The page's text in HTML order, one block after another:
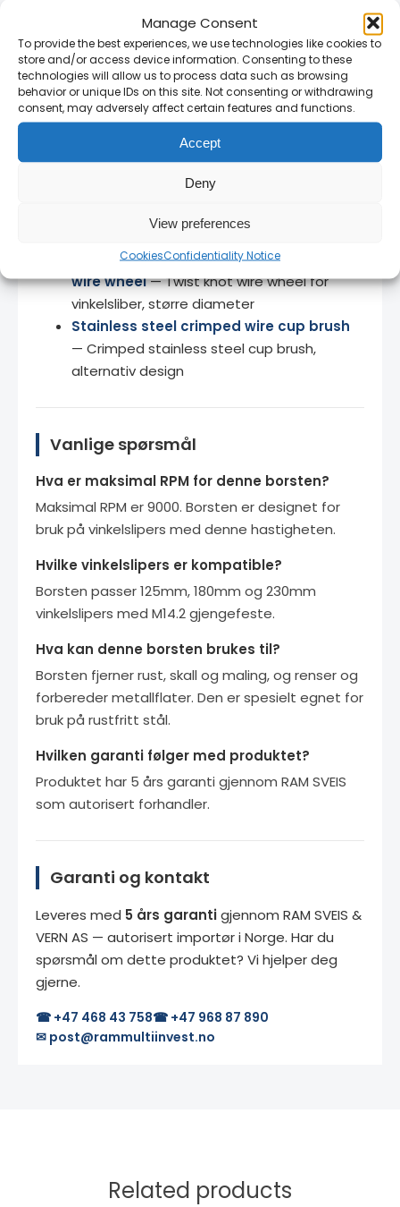
Manage Consent
To provide the best experiences, we use technologies like cookies to
store and/or access device information. Consenting to these
technologies will allow us to process data such as browsing
behavior or unique IDs on this site. Not consenting or withdrawing
consent, may adversely affect certain features and functions.
Accept
Deny
View preferences
CookiesConfidentiality Notice
Relaterte produkter
Stainless Steel Twist Knot Cup Brush
— Samme type twist knot cup
Mild steel twist knot cup brush
knot cup brush i mild stål, alternativt
115mm x M14 Stainless steel twist knot
wire wheel— Twist knot wire wheel for
vinkelsliber, større diameter
Stainless steel crimped wire cup brush
— Crimped stainless steel cup brush,
alternativ design
Vanlige spørsmål
Hva er maksimal RPM for denne borsten?
Maksimal RPM er 9000. Borsten er designet for
bruk på vinkelslipers med denne hastigheten.
Hvilke vinkelslipers er kompatible?
Borsten passer 125mm, 180mm og 230mm
vinkelslipers med M14.2 gjengefeste.
Hva kan denne borsten brukes til?
Borsten fjerner rust, skall og maling, og renser og
forbereder metallflater. Den er spesielt egnet for
bruk på rustfritt stål.
Hvilken garanti følger med produktet?
Produktet har 5 års garanti gjennom RAM SVEIS
som autorisert forhandler.
Garanti og kontakt
Leveres med 5 års garantigjennom RAM SVEIS &
VERN AS — autorisert importør i Norge. Har du
spørsmål om dette produktet? Vi hjelper deg
gjerne.
☎ +47 468 43 758☎ +47 968 87 890
✉ post@rammultiinvest.no
Related products